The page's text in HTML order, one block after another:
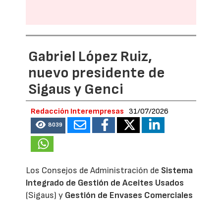
Gabriel López Ruiz,
nuevo presidente de
Sigaus y Genci
Redacción Interempresas 31/07/2026
8039
Los Consejos de Administración de Sistema
Integrado de Gestión de Aceites Usados
(Sigaus) y Gestión de Envases Comerciales